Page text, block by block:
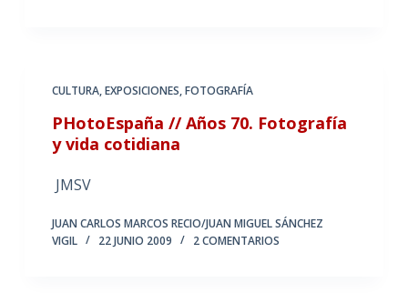
CULTURA,EXPOSICIONES,FOTOGRAFÍA
PHotoEspaña // Años 70. Fotografía
y vida cotidiana
JMSV
JUAN CARLOS MARCOS RECIO/JUAN MIGUEL SÁNCHEZ
VIGIL
22 JUNIO 2009 2 COMENTARIOS